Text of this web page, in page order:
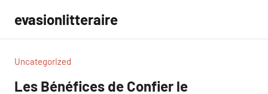
contenu
evasionlitteraire
Uncategorized
Les Bénéfices de Confier le